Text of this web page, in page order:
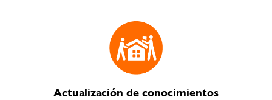
Actualización de conocimientos